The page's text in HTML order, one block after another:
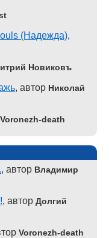
(Надежда),
Новиковъ
, автор Николай
Voronezh-death
, автор Владимир
, автор Долгий
Voronezh-death